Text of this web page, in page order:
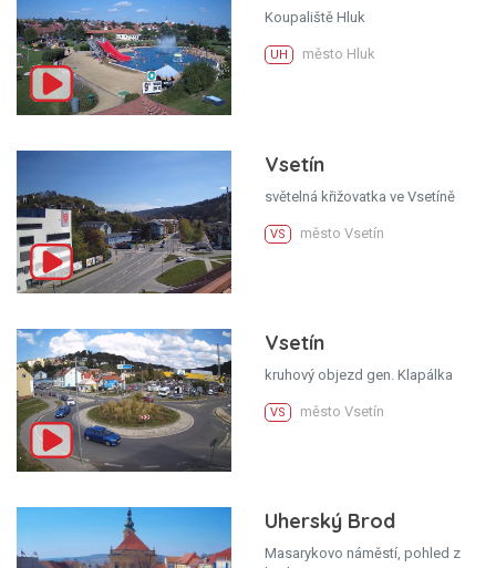
Koupaliště Hluk
UH město Hluk
Vsetín
světelná křižovatka ve Vsetíně
VS město Vsetín
Vsetín
kruhový objezd gen. Klapálka
VS město Vsetín
Uherský Brod
Masarykovo náměstí, pohled z